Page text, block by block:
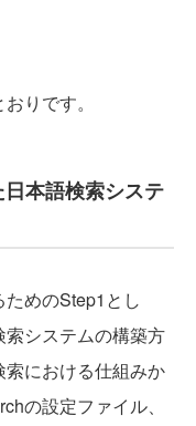
りです。
本語検索システ
めのStep1とし
システムの構築方
における仕組みか
の設定ファイル、